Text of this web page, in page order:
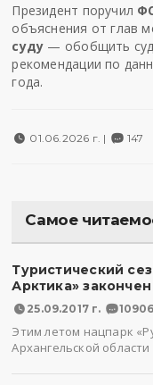
Президент поручил
объяснения от глав
суду — обобщить
рекомендации по
года.
01.06.2026 г. | 147
Самое
Туристический
Арктика» закончен
25.09.2017 г.
Этим летом нацпарк
Архангельской